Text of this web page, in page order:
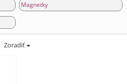
Magnetky
Zoradiť